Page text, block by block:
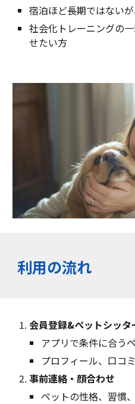
宿泊ほど長期ではない
社会化トレーニングの
せたい方
利用の流れ
会員登録&ペットシッタ
アプリで条件に合う
プロフィール、口コ
事前連絡・顔合わせ
ペットの性格、習慣